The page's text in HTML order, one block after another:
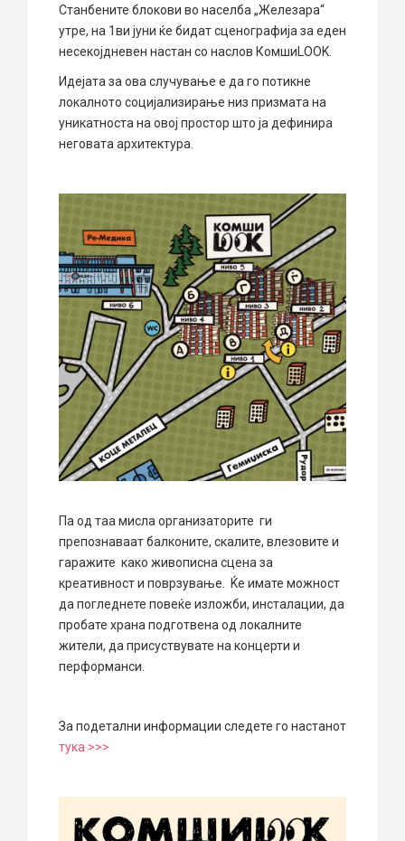
Станбените блокови во населба „Железара“
утре, на 1ви јуни ќе бидат сценографија за еден
несекојдневен настан со наслов КомшиLOOK.
Идејата за ова случување е да го потикне
локалното социјализирање низ призмата на
уникатноста на овој простор што ја дефинира
неговата архитектура.
Па од таа мисла организаторите ги
препознаваат балконите, скалите, влезовите и
гаражите како живописна сцена за
креативност и поврзување. Ќе имате можност
да погледнете повеќе изложби, инсталации, да
пробате храна подготвена од локалните
жители, да присуствувате на концерти и
перформанси.
За подетални информации следете го настанот
тука >>>